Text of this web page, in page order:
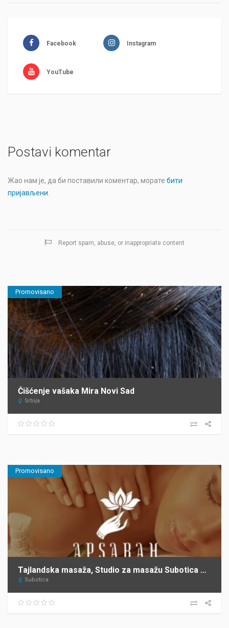
Facebook Instagram
YouTube
Postavi komentar
Жао нам је, да би поставили коментар, морате бити
пријављени
Report spam, abuse, or inappropriate content
Promovisano
Čišćenje vašaka Mira Novi Sad
Srbija
Promovisano
Tajlandska masaža, Studio za masažu Subotica APSARAH
Subotica